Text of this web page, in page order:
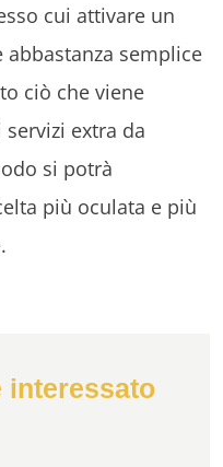
cui attivare un
semplice
ciò che viene
extra da
si potrà
più oculata e più
interessato